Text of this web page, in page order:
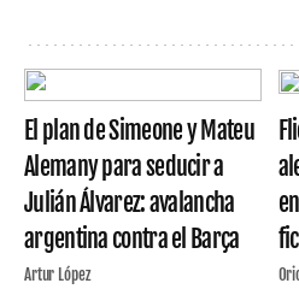
El plan de Simeone y Mateu
Alemany para seducir a
Julián Álvarez: avalancha
argentina contra el Barça
Artur López